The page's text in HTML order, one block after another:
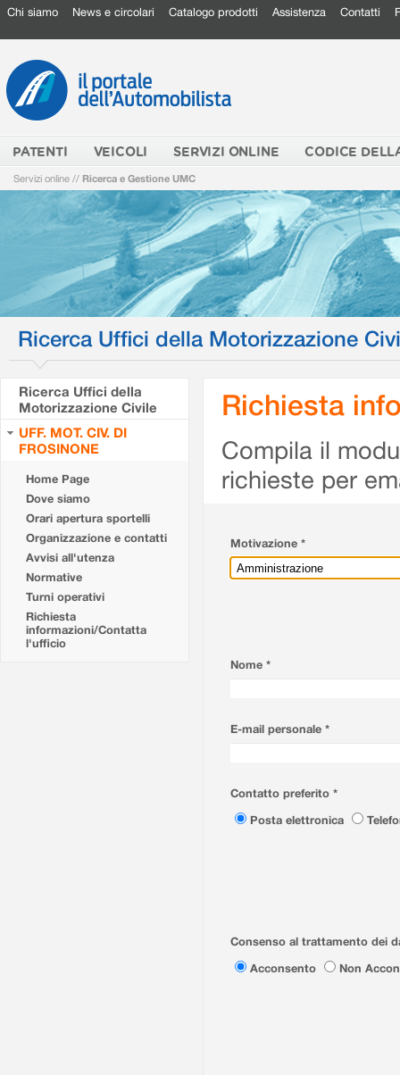
Chi siamo News e circolari Catalogo prodotti Assistenza Contatti
PATENTI VEICOLI SERVIZI ONLINE CODICE
Servizi online // Ricerca e Gestione UMC
Ricerca Uffici della Motorizzazione
Ricerca Uffici della
Motorizzazione Civile
UFF. MOT. CIV. DI
FROSINONE
Home Page
Dove siamo
Orari apertura sportelli
Organizzazione e contatti
Avvisi all'utenza
Normative
Turni operativi
Richiesta
informazioni/Contatta
l'ufficio
Richiesta
Compila il
richieste per
Motivazione *
Nome *
E-mail personale *
Contatto preferito *
Posta elettronica
Consenso al trattamento dei
Acconsento
Non